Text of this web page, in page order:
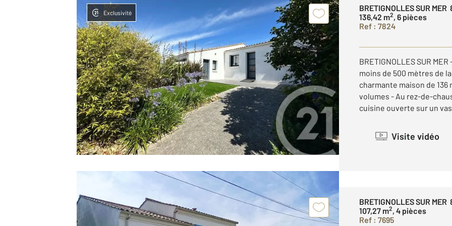
Exclusivité
BRETIGNOLLES SUR MER
136,42 m2, 6 pièces
Ref : 7824
BRETIGNOLLES SUR
moins de 500 mètres de
charmante maison de
volumes - Au rez-de-
cuisine ouverte sur un
Visite vidéo
BRETIGNOLLES SUR MER
107,27 m2, 4 pièces
Ref : 7695